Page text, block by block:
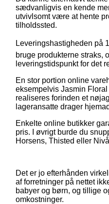
sædvanligvis en kende
utvivlsomt være at hente
tilholdssted.
Leveringshastigheden på
bruge produkterne straks,
leveringstidspunkt for det
En stor portion online
eksempelvis Jasmin
realiseres forinden et
lageransatte drager
Enkelte online butikker
pris. I øvrigt burde du
Horsens, Thisted eller
Det er jo efterhånden
af forretninger på nettet
babyer og børn, og tillige
omkostninger.